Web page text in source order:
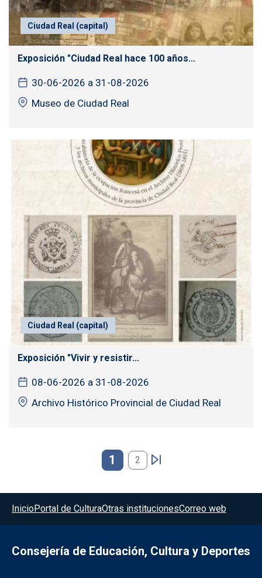
Ciudad Real (capital)
Exposición "Ciudad Real hace 100 años...
30-06-2026 a 31-08-2026
Museo de Ciudad Real
Ciudad Real (capital)
Exposición "Vivir y resistir...
08-06-2026 a 31-08-2026
Archivo Histórico Provincial de Ciudad Real
1 2
Menú del pie
InicioPortal de CulturaOtras institucionesCorreo web
Consejería de Educación, Cultura y Deportes